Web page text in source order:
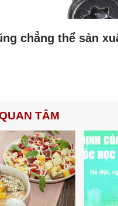
chẳng thể sản
TÂM